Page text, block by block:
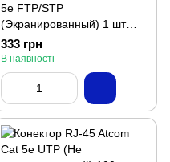
5e FTP/STP
(Экранированный) 1 шт
(Atcom_10698)
333 грн
В наявності